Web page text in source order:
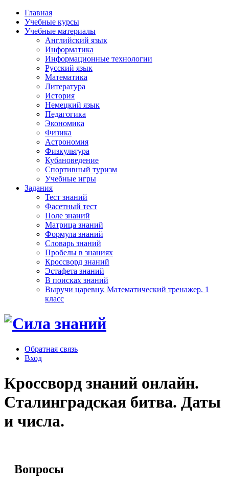
Главная
Учебные курсы
Учебные материалы
Английский язык
Информатика
Информационные технологии
Русский язык
Математика
Литература
История
Немецкий язык
Педагогика
Экономика
Физика
Астрономия
Физкультура
Кубановедение
Спортивный туризм
Учебные игры
Задания
Тест знаний
Фасетный тест
Поле знаний
Матрица знаний
Формула знаний
Словарь знаний
Пробелы в знаниях
Кроссворд знаний
Эстафета знаний
В поисках знаний
Выручи царевну. Математический тренажер. 1
класс
Обратная связь
Вход
Кроссворд знаний онлайн.
Сталинградская битва. Даты
и числа.
Вопросы